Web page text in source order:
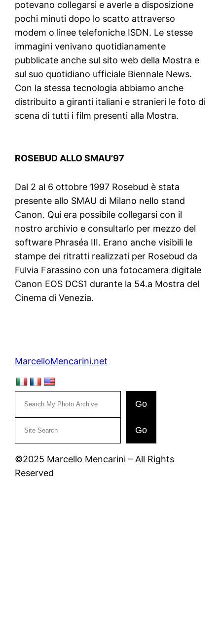
potevano collegarsi e averle a disposizione
pochi minuti dopo lo scatto attraverso
modem o linee telefoniche ISDN. Le stesse
immagini venivano quotidianamente
pubblicate anche sul sito web della Mostra e
sul suo quotidiano ufficiale Biennale News.
Con la stessa tecnologia abbiamo anche
distribuito a giranti italiani e stranieri le foto di
scena di tutti i film presenti alla Mostra.
ROSEBUD ALLO SMAU’97
Dal 2 al 6 ottobre 1997 Rosebud è stata
presente allo SMAU di Milano nello stand
Canon. Qui era possibile collegarsi con il
nostro archivio e consultarlo per mezzo del
software Phraséa III. Erano anche visibili le
stampe dei ritratti realizzati per Rosebud da
Fulvia Farassino con una fotocamera digitale
Canon EOS DCS1 durante la 54.a Mostra del
Cinema di Venezia.
MarcelloMencarini.net
Go
c
a
Go
©2025 Marcello Mencarini – All Rights
Reserved